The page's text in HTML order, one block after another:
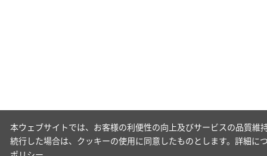
本ウェブサイトでは、お客様の利便性の向上及びサービスの品質
続行した場合は、クッキーの使用に同意したものとします。詳細